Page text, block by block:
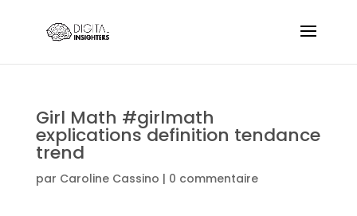
Girl Math #girlmath
explications definition tendance
trend
par Caroline Cassino | 0 commentaire